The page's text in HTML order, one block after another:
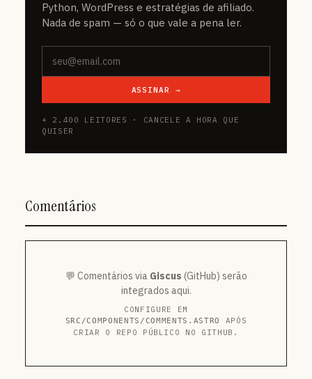
Python, WordPress e estratégias de afiliado.
Nada de spam — só o que vale a pena ler.
ASSINAR →
+ 2.400 LEITORES · CANCELE A HORA QUE
QUISER
Comentários
💬 Comentários via Giscus (GitHub) serão
integrados aqui.
CONFIGURE EM
SRC/COMPONENTS/COMMENTS.ASTRO
APÓS
CRIAR O REPO PÚBLICO NO GITHUB.